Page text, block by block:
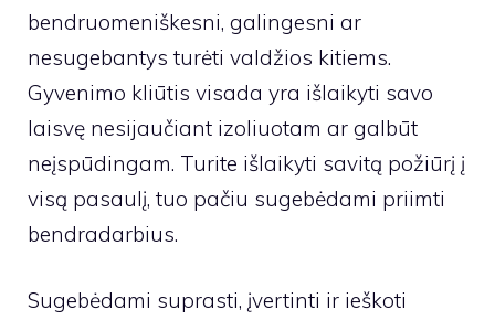
bendruomeniškesni, galingesni ar
nesugebantys turėti valdžios kitiems.
Gyvenimo kliūtis visada yra išlaikyti savo
laisvę nesijaučiant izoliuotam ar galbūt
neįspūdingam. Turite išlaikyti savitą požiūrį į
visą pasaulį, tuo pačiu sugebėdami priimti
bendradarbius.
Sugebėdami suprasti, įvertinti ir ieškoti